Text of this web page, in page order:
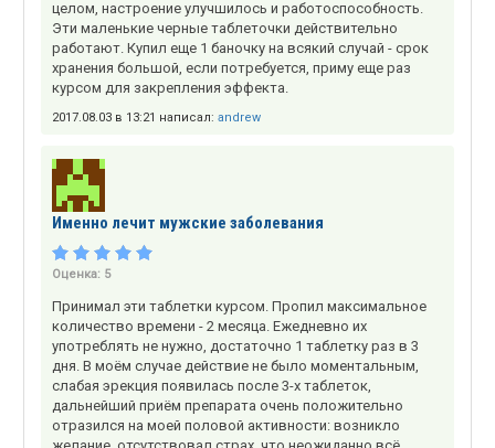
целом, настроение улучшилось и работоспособность.
Эти маленькие черные таблеточки действительно
работают. Купил еще 1 баночку на всякий случай - срок
хранения большой, если потребуется, приму еще раз
курсом для закрепления эффекта.
2017.08.03 в 13:21 написал: andrew
Именно лечит мужские заболевания
Оценка: 5
Принимал эти таблетки курсом. Пропил максимальное
количество времени - 2 месяца. Ежедневно их
употреблять не нужно, достаточно 1 таблетку раз в 3
дня. В моём случае действие не было моментальным,
слабая эрекция появилась после 3-х таблеток,
дальнейший приём препарата очень положительно
отразился на моей половой активности: возникло